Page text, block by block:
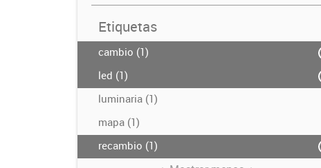
Etiquetas
cambio (1)
led (1)
luminaria (1)
mapa (1)
recambio (1)